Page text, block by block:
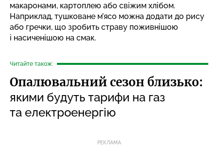
макаронами, картоплею або свіжим хлібом.
Наприклад, тушковане м’ясо можна додати до рису
або гречки, що зробить страву поживнішою
і насиченішою на смак.
Читайте також:
Опалювальний сезон близько:
якими будуть тарифи на газ
та електроенергію
РЕКЛАМА